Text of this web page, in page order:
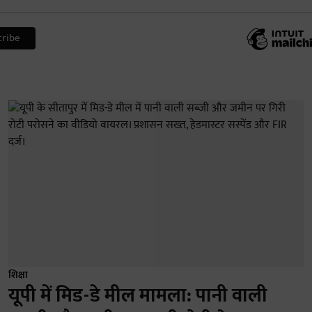
शिक्षा
यूपी में मिड-डे मील मामला: पानी वाली